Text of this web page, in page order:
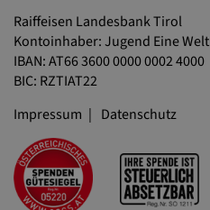
Raiffeisen Landesbank Tirol
Kontoinhaber: Jugend Eine Welt
IBAN: AT66 3600 0000 0002 4000
BIC: RZTIAT22
Impressum
Datenschutz